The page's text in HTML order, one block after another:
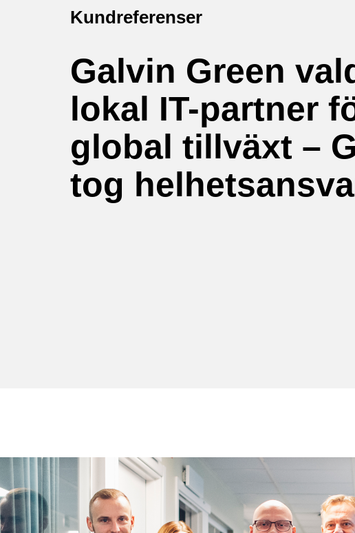
Kundreferenser
Galvin Green
lokal IT-partner
global tillväxt –
tog